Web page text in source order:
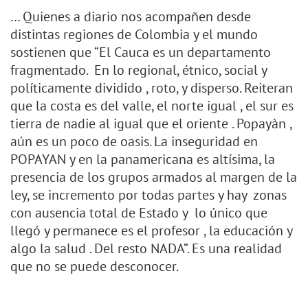
… Quienes a diario nos acompañen desde
distintas regiones de Colombia y el mundo
sostienen que “El Cauca es un departamento
fragmentado. En lo regional, étnico, social y
políticamente dividido , roto, y disperso. Reiteran
que la costa es del valle, el norte igual , el sur es
tierra de nadie al igual que el oriente . Popayàn ,
aún es un poco de oasis. La inseguridad en
POPAYAN y en la panamericana es altísima, la
presencia de los grupos armados al margen de la
ley, se incremento por todas partes y hay zonas
con ausencia total de Estado y lo único que
llegó y permanece es el profesor , la educación y
algo la salud . Del resto NADA”. Es una realidad
que no se puede desconocer.